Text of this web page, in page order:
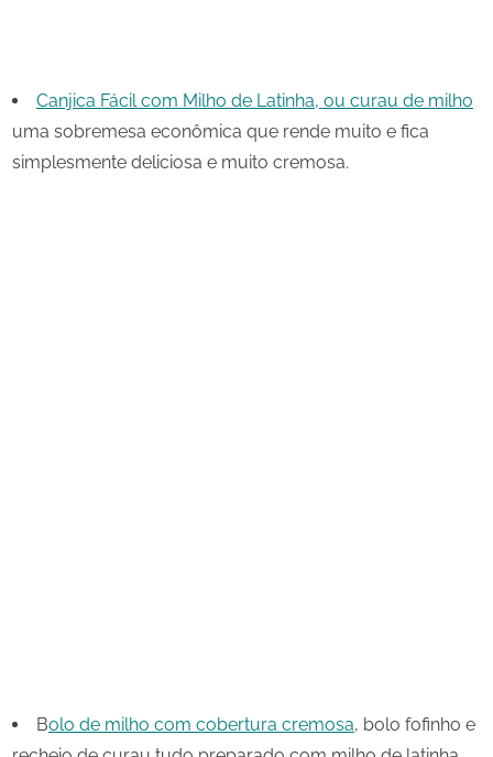
Canjica Fácil com Milho de Latinha, ou curau de milho
uma sobremesa econômica que rende muito e fica
simplesmente deliciosa e muito cremosa.
Bolo de milho com cobertura cremosa, bolo fofinho e